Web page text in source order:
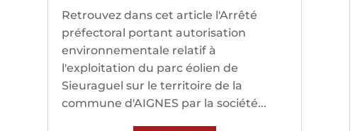
Retrouvez dans cet article l'Arrêté
préfectoral portant autorisation
environnementale relatif à
l'exploitation du parc éolien de
Sieuraguel sur le territoire de la
commune d'AIGNES par la société...